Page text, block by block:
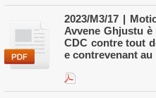
2023/M3/17 |
Avvene Ghjustu
CDC contre tout
e contrevenant au